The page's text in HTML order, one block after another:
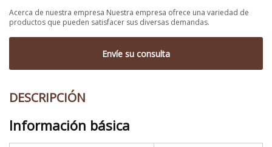
Acerca de nuestra empresa Nuestra empresa ofrece una variedad de
productos que pueden satisfacer sus diversas demandas.
Envíe su consulta
DESCRIPCIÓN
Información básica